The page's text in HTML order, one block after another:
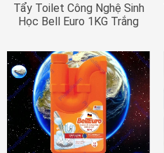
Tẩy Toilet Công Nghệ Sinh
Học Bell Euro 1KG Trắng